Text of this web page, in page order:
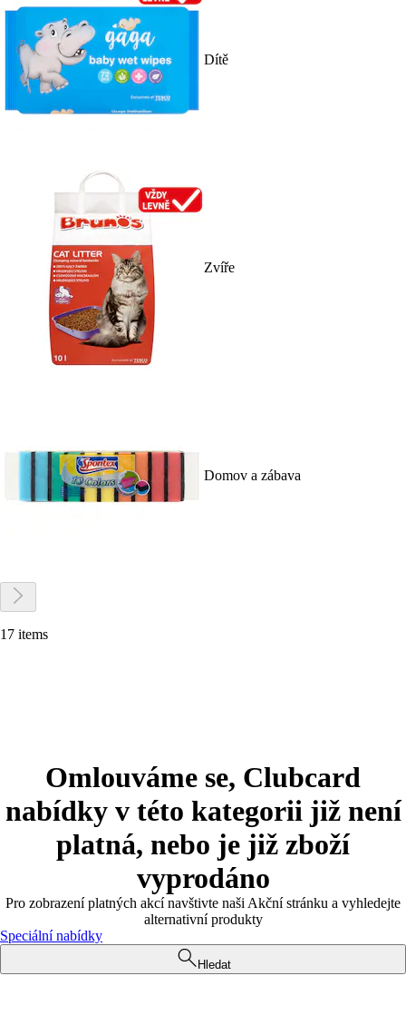
Dítě
Zvíře
Domov a zábava
17 items
Omlouváme se, Clubcard
nabídky v této kategorii již není
platná, nebo je již zboží
vyprodáno
Pro zobrazení platných akcí navštivte naši Akční stránku a vyhledejte
alternativní produkty
Speciální nabídky
Hledat